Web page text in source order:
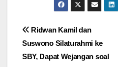
Navigasi
pos
Ridwan Kamil dan
Suswono Silaturahmi ke
SBY, Dapat Wejangan soal